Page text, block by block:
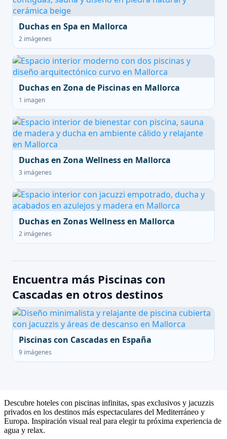
Duchas en Spa en Mallorca
2 imágenes
Duchas en Zona de Piscinas en Mallorca
1 imagen
Duchas en Zona Wellness en Mallorca
3 imágenes
Duchas en Zonas Wellness en Mallorca
2 imágenes
Encuentra más Piscinas con
Cascadas en otros destinos
Piscinas con Cascadas en España
9 imágenes
Descubre hoteles con piscinas infinitas, spas exclusivos y jacuzzis
privados en los destinos más espectaculares del Mediterráneo y
Europa. Inspiración visual real para elegir tu próxima experiencia de
agua y relax.